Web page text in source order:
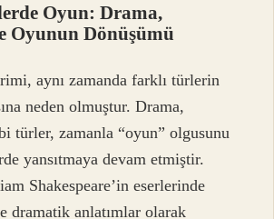
Oyun: Drama,
Oyunun Dönüşümü
aynı zamanda farklı türlerin
neden olmuştur. Drama,
türler, zamanla “oyun” olgusunu
yansıtmaya devam etmiştir.
Shakespeare’in eserlerinde
dramatik anlatımlar olarak